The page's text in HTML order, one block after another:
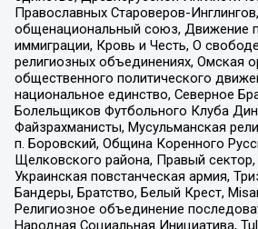
Православных Староверов-
общенациональный союз, Движение
иммиграции, Кровь и Честь, О
религиозных объединениях, Омская
общественного политического
национальное единство, Северное
Болельщиков Футбольного Клуба
Файзрахманисты, Мусульманская
п. Боровский, Община Коренного
Щелковского района, Правый
Украинская повстанческая армия,
Бандеры, Братство, Белый Крест,
Религиозное объединение
Народная Социальная Инициатива,